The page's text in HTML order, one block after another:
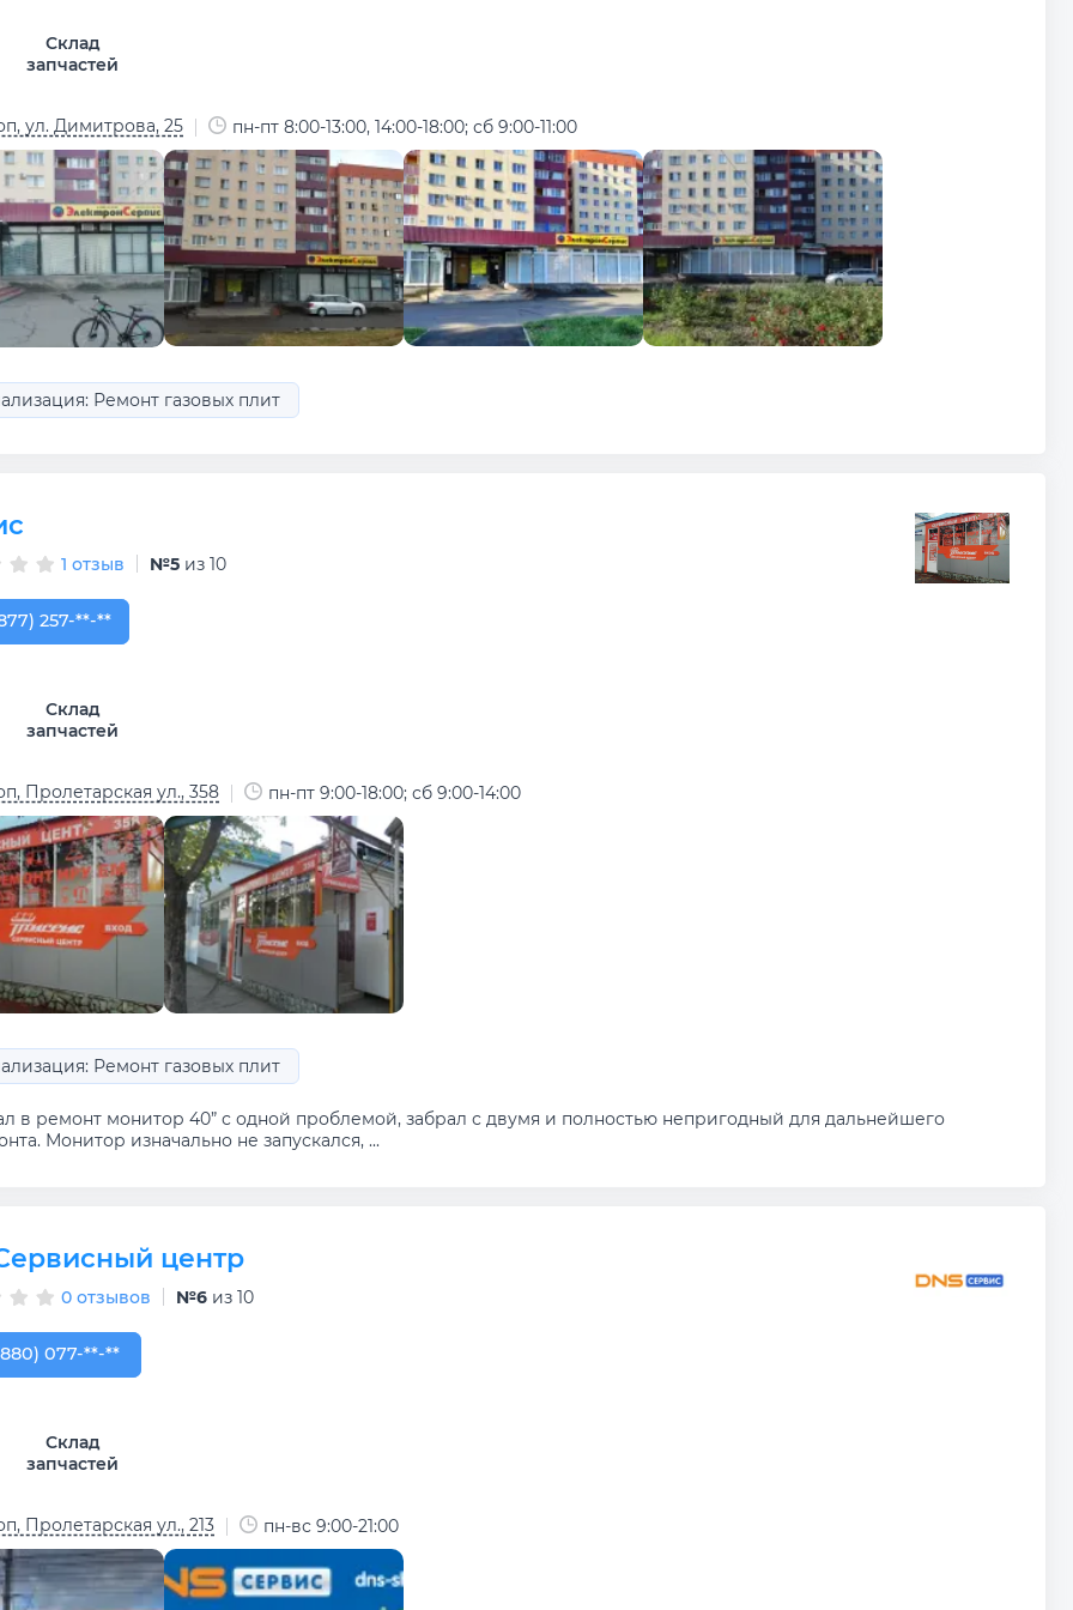
Склад
запчастей
ул. Димитрова, 25 пн-пт 8:00-13:00, 14:00-18:00; сб 9:00-11:00
Ремонт газовых плит
1 отзыв №5 из 10
257-61-53
257-**-**
Склад
запчастей
Пролетарская ул., 358 пн-пт 9:00-18:00; сб 9:00-14:00
Ремонт газовых плит
в ремонт монитор 40” с одной проблемой, забрал с двумя и полностью непригодный для дальнейшего
Монитор изначально не запускался, ...
центр
0 отзывов №6 из 10
077-07-88
077-**-**
Склад
запчастей
Пролетарская ул., 213 пн-вс 9:00-21:00